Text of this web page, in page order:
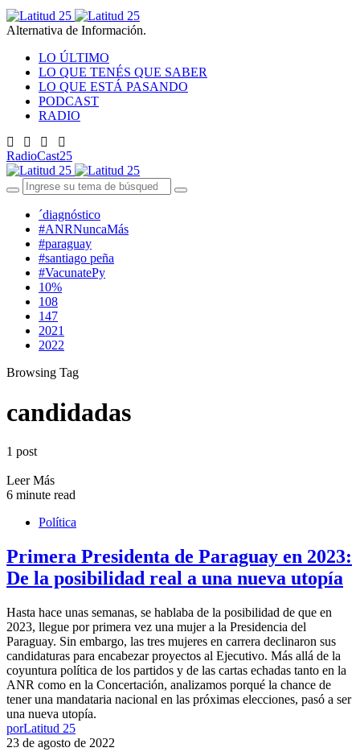
Alternativa de Información.
LO ÚLTIMO
LO QUE TENÉS QUE SABER
LO QUE ESTÁ PASANDO
PODCAST
RADIO
RadioCast25
´diagnóstico
#ANRNuncaMás
#paraguay
#santiago peña
#VacunatePy
10%
108
147
2021
2022
Browsing Tag
candidadas
1 post
Leer Más
6 minute read
Política
Primera Presidenta de Paraguay en 2023:
De la posibilidad real a una nueva utopía
Hasta hace unas semanas, se hablaba de la posibilidad de que en
2023, llegue por primera vez una mujer a la Presidencia del
Paraguay. Sin embargo, las tres mujeres en carrera declinaron sus
candidaturas para encabezar proyectos al Ejecutivo. Más allá de la
coyuntura política de los partidos y de las cartas echadas tanto en la
ANR como en la Concertación, analizamos porqué la chance de
tener una mandataria nacional en las próximas elecciones, pasó a ser
una nueva utopía.
porLatitud 25
23 de agosto de 2022